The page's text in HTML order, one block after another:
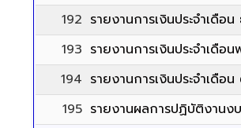
192 รายงานการเงินประจำเดือ
193 รายงานการเงินประจำเดื
194 รายงานการเงินประจำเดือ
195 รายงานผลการปฏิบัติงานง